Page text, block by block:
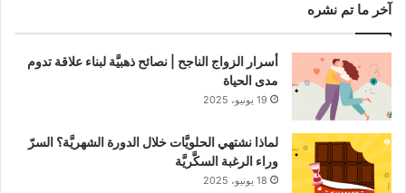
آخر ما تم نشره
أسرار الزواج الناجح | نصائح ذهبيَّة لبناء علاقة تدوم
مدى الحياة
19 يونيو، 2025
لماذا نشتهي الحلويَّات خلال الدورة الشهريَّة؟ السرّ
وراء الرغبة السكَّريَّة
18 يونيو، 2025